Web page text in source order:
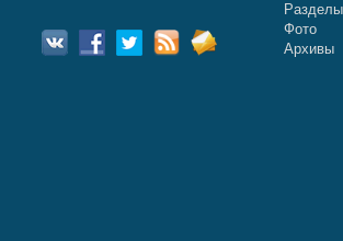
Разделы
Фото
Архивы